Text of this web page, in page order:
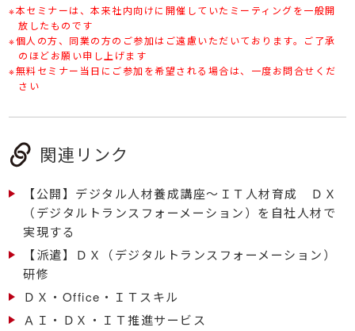
※本セミナーは、本来社内向けに開催していたミーティングを一般開
放したものです
※個人の方、同業の方のご参加はご遠慮いただいております。ご了承
のほどお願い申し上げます
※無料セミナー当日にご参加を希望される場合は、一度お問合せくだ
さい
関連リンク
【公開】デジタル人材養成講座～ＩＴ人材育成 ＤＸ
（デジタルトランスフォーメーション）を自社人材で
実現する
【派遣】ＤＸ（デジタルトランスフォーメーション）
研修
ＤＸ・Office・ＩＴスキル
ＡＩ・ＤＸ・ＩＴ推進サービス